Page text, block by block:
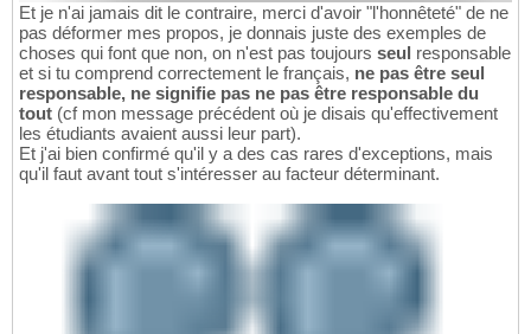
Et je n'ai jamais dit le contraire, merci d'avoir "l'honnêteté" de ne
pas déformer mes propos, je donnais juste des exemples de
choses qui font que non, on n'est pas toujours seul responsable
et si tu comprend correctement le français, ne pas être seul
responsable, ne signifie pas ne pas être responsable du
tout (cf mon message précédent où je disais qu'effectivement
les étudiants avaient aussi leur part).
Et j'ai bien confirmé qu'il y a des cas rares d'exceptions, mais
qu'il faut avant tout s'intéresser au facteur déterminant.